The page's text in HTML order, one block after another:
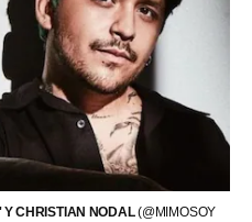
Y CHRISTIAN NODAL(@MIMOSOY